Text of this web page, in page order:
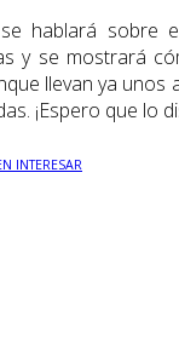
hablará sobre
y se mostrará
llevan ya
¡Espero que lo
INTERESAR